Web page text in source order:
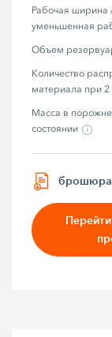
Рабочая ширина
уменьшенная
Объем
Количество
материала при 2
Масса в
состоянии
брошюра